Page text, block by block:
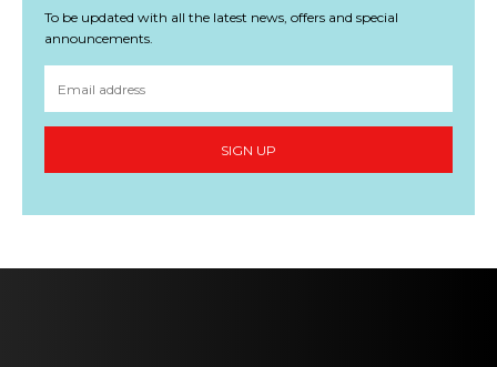
To be updated with all the latest news, offers and special
announcements.
SIGN UP